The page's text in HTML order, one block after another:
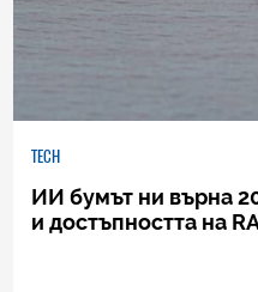
TECH
ИИ бумът ни върна
и достъпността на